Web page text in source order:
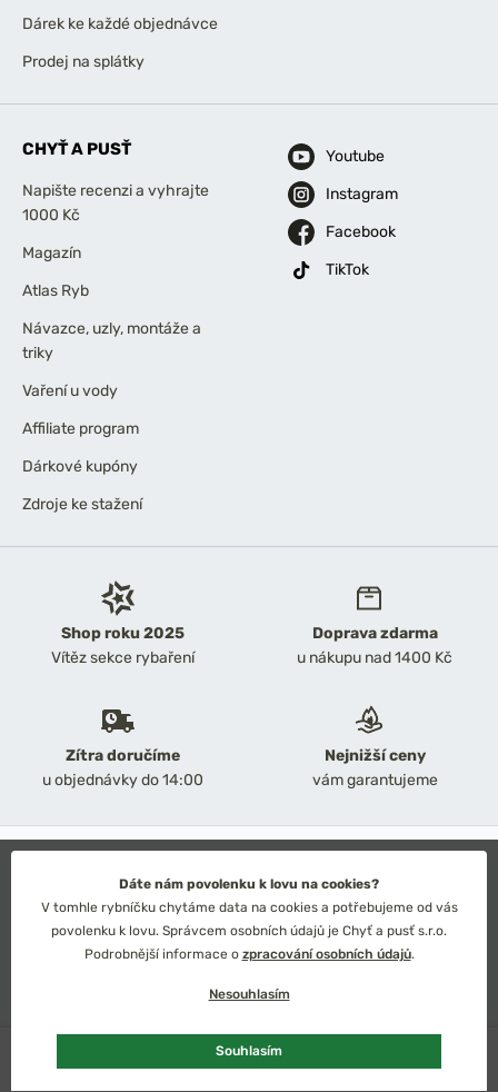
od 179 Kč
Vybrat variantu
Shop roku 2025
Vítěz sekce rybaření
Doprava zdarma
u nákupu nad 1400 Kč
Zítra doručíme
u objednávky do 14:00
Nejnižší ceny
vám garantujeme
Dárek ke každé objednávce
Prodej na splátky
CHYŤ A PUSŤ
Napište recenzi a vyhrajte
1000 Kč
Magazín
Atlas Ryb
Návazce, uzly, montáže a
triky
Vaření u vody
Affiliate program
Dárkové kupóny
Zdroje ke stažení
Youtube
Instagram
Facebook
TikTok
Obchodní podmínky
Ochrana osobních údajů
Technické řešení: Simplia s.r.o.
Strategický design: Petr Široký
Dáte nám povolenku k lovu na cookies?
V tomhle rybníčku chytáme data na cookies a potřebujeme od vás
povolenku k lovu. Správcem osobních údajů je Chyť a pusť s.r.o.
Podrobnější informace o zpracování osobních údajů.
Nesouhlasím
Souhlasím